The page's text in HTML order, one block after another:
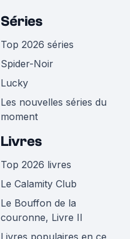
Séries
Top 2026 séries
Spider-Noir
Lucky
Les nouvelles séries du
moment
Livres
Top 2026 livres
Le Calamity Club
Le Bouffon de la
couronne, Livre II
Livres populaires en ce